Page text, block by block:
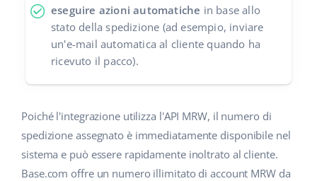
eseguire azioni automatiche in base allo
stato della spedizione (ad esempio, inviare
un'e-mail automatica al cliente quando ha
ricevuto il pacco).
Poiché l'integrazione utilizza l'API MRW, il numero di
spedizione assegnato è immediatamente disponibile nel
sistema e può essere rapidamente inoltrato al cliente.
Base.com offre un numero illimitato di account MRW da